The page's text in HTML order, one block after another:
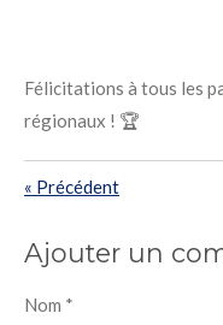
Félicitations à tous les
régionaux ! 🏆
« Précédent
Ajouter un
Nom *